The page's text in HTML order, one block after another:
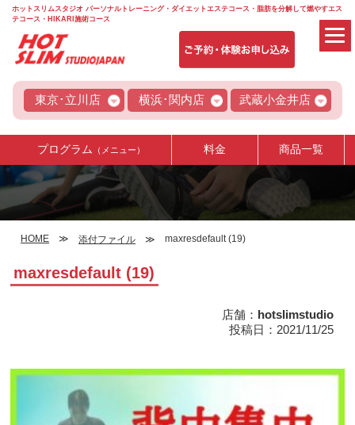
ホットスリムスタジオ パーソナルトレーニング・ダイエットエステコース・脂肪を分解して燃やすエス
テコース・HIKARI施術コース
東京･立川店 横浜･関内店 武蔵小金井店
プログラム （メニュー） 料金 商品一覧
HOME 添付ファイル maxresdefault (19)
maxresdefault (19)
店舗： hotslimstudio
投稿日：2021/11/25